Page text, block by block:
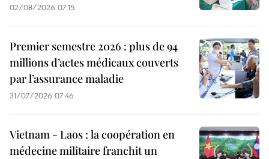
02/08/2026 07:15
Premier semestre 2026 : plus de 94
millions d’actes médicaux couverts
par l’assurance maladie
31/07/2026 07:46
Vietnam - Laos : la coopération en
médecine militaire franchit un